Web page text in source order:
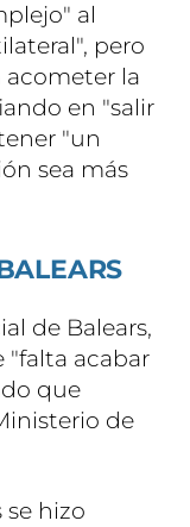
al
pero
acometer la
en "salir
"un
sea más
de Balears,
acabar
que
de
se hizo